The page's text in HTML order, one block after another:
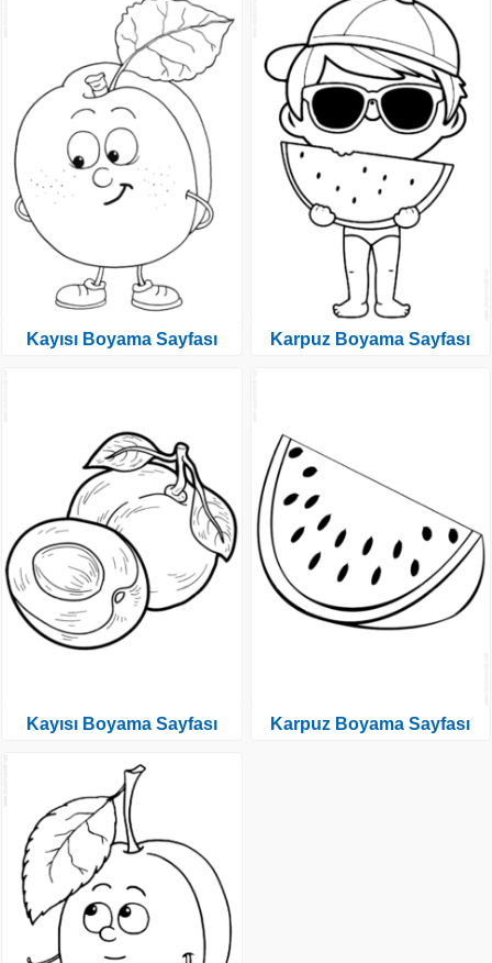
Kayısı Boyama Sayfası
Kayısı Boyama Sayfası
Karpuz Boyama Sayfası
Karpuz Boyama Sayfası